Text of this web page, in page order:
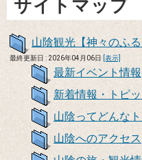
サイトマップ
山陰観光【神々のふ
最終更新日 : 2026年04月06日 [表示]
最新イベント情報
新着情報・トピ
山陰ってどんな
山陰へのアクセス